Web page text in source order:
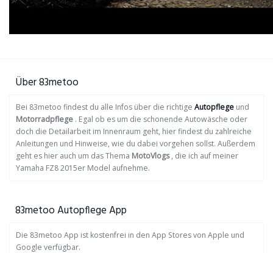
Über 83metoo
Bei 83metoo findest du alle Infos über die richtige Autopflege und
Motorradpflege . Egal ob es um die schonende Autowäsche oder
doch die Detailarbeit im Innenraum geht, hier findest du zahlreiche
Anleitungen und Hinweise, wie du dabei vorgehen sollst. Außerdem
geht es hier auch um das Thema MotoVlogs, die ich auf meiner
Yamaha FZ8 2015er Model aufnehme.
83metoo Autopflege App
Die 83metoo App ist kostenfrei in den App Stores von Apple und
Google verfügbar.